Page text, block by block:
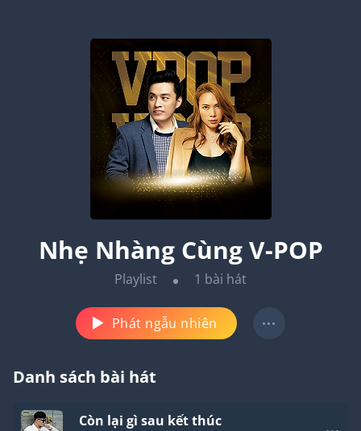
Nhẹ Nhàng Cùng V-POP
Playlist 1 bài hát
Phát ngẫu nhiên
Danh sách bài hát
Còn lại gì sau kết thúc